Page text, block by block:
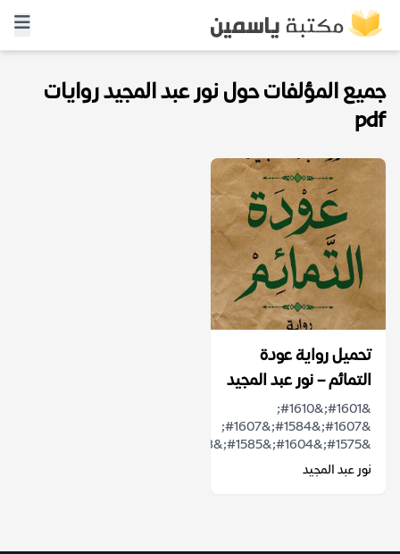
جميع المؤلفات حول نور عبد المجيد روايات
pdf
تحميل رواية عودة
التمائم – نور عبد المجيد
&#1601;&#1610;
&#1607;&#1584;&#1607;
&#1575;&#1604;&#1585;&#1608;&#1575;&#1610;&...
نور عبد المجيد